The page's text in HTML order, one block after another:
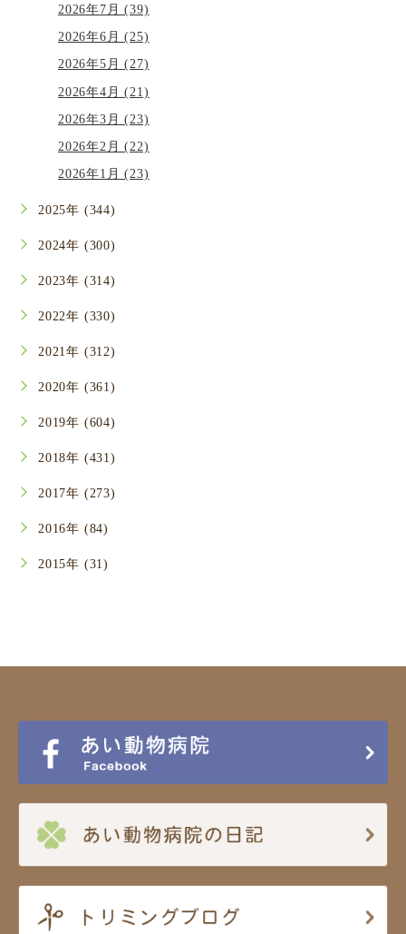
2026年7月 (39)
2026年6月 (25)
2026年5月 (27)
2026年4月 (21)
2026年3月 (23)
2026年2月 (22)
2026年1月 (23)
2025年 (344)
2024年 (300)
2023年 (314)
2022年 (330)
2021年 (312)
2020年 (361)
2019年 (604)
2018年 (431)
2017年 (273)
2016年 (84)
2015年 (31)